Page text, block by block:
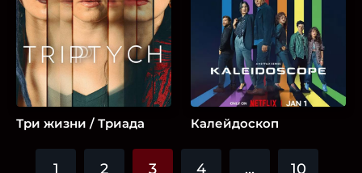
Три жизни / Триада Калейдоскоп
1 2 3 4 ... 10